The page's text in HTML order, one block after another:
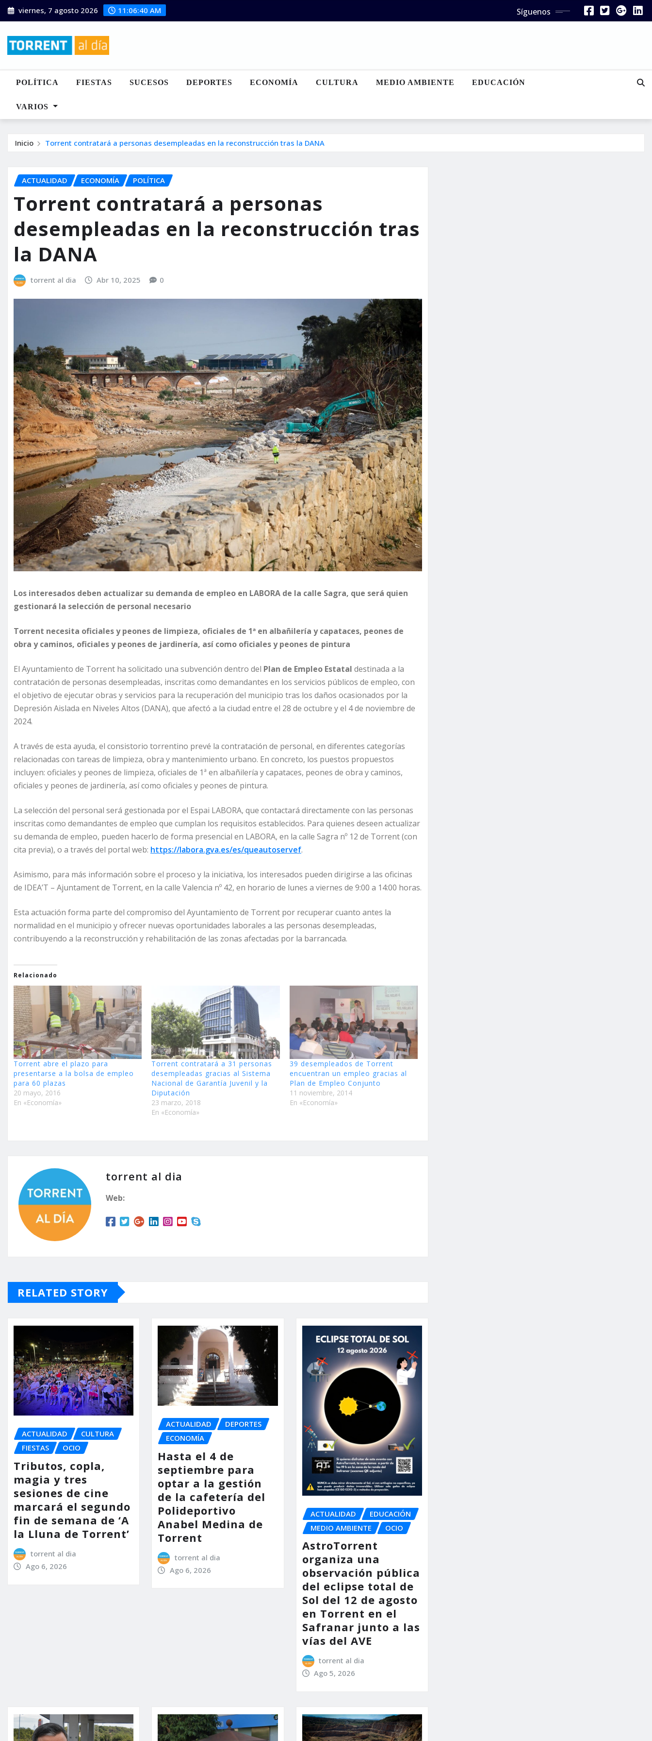
Saltar
al
viernes, 7 agosto 2026 11:06:42 AM Síguenos
POLÍTICA FIESTAS SUCESOS DEPORTES ECONOMÍA CULTURA MEDIO AMBIENTE EDUCACIÓN
VARIOS
Inicio Torrent contratará a personas desempleadas en la reconstrucción tras la DANA
ACTUALIDAD ECONOMÍA POLÍTICA
Torrent contratará a personas
desempleadas en la reconstrucción tras
la DANA
torrent al dia Abr 10, 2025 0
Los interesados deben actualizar su demanda de empleo en LABORA de la calle Sagra, que será quien
gestionará la selección de personal necesario
Torrent necesita oficiales y peones de limpieza, oficiales de 1ª en albañilería y capataces, peones de
obra y caminos, oficiales y peones de jardinería, así como oficiales y peones de pintura
El Ayuntamiento de Torrent ha solicitado una subvención dentro del Plan de Empleo Estatal destinada a la
contratación de personas desempleadas, inscritas como demandantes en los servicios públicos de empleo, con
el objetivo de ejecutar obras y servicios para la recuperación del municipio tras los daños ocasionados por la
Depresión Aislada en Niveles Altos (DANA), que afectó a la ciudad entre el 28 de octubre y el 4 de noviembre de
2024.
A través de esta ayuda, el consistorio torrentino prevé la contratación de personal, en diferentes categorías
relacionadas con tareas de limpieza, obra y mantenimiento urbano. En concreto, los puestos propuestos
incluyen: oficiales y peones de limpieza, oficiales de 1ª en albañilería y capataces, peones de obra y caminos,
oficiales y peones de jardinería, así como oficiales y peones de pintura.
La selección del personal será gestionada por el Espai LABORA, que contactará directamente con las personas
inscritas como demandantes de empleo que cumplan los requisitos establecidos. Para quienes deseen actualizar
su demanda de empleo, pueden hacerlo de forma presencial en LABORA, en la calle Sagra nº 12 de Torrent (con
cita previa), o a través del portal web: https://labora.gva.es/es/queautoservef.
Asimismo, para más información sobre el proceso y la iniciativa, los interesados pueden dirigirse a las oficinas
de IDEA’T – Ajuntament de Torrent, en la calle Valencia nº 42, en horario de lunes a viernes de 9:00 a 14:00 horas.
Esta actuación forma parte del compromiso del Ayuntamiento de Torrent por recuperar cuanto antes la
normalidad en el municipio y ofrecer nuevas oportunidades laborales a las personas desempleadas,
contribuyendo a la reconstrucción y rehabilitación de las zonas afectadas por la barrancada.
Relacionado
Torrent abre el plazo para
presentarse a la bolsa de empleo
para 60 plazas
20 mayo, 2016
En «Economía»
Torrent contratará a 31 personas
desempleadas gracias al Sistema
Nacional de Garantía Juvenil y la
Diputación
23 marzo, 2018
En «Economía»
39 desempleados de Torrent
encuentran un empleo gracias al
Plan de Empleo Conjunto
11 noviembre, 2014
En «Economía»
torrent al dia
Web:
RELATED STORY
ACTUALIDAD
CULTURA
FIESTAS
OCIO
Tributos, copla,
magia y tres
sesiones de cine
marcará el segundo
fin de semana de ‘A
la Lluna de Torrent’
torrent al dia
Ago 6, 2026
ACTUALIDAD
DEPORTES
ECONOMÍA
Hasta el 4 de
septiembre para
optar a la gestión
de la cafetería del
Polideportivo
Anabel Medina de
Torrent
torrent al dia
Ago 6, 2026
ACTUALIDAD
EDUCACIÓN
MEDIO AMBIENTE
OCIO
AstroTorrent
organiza una
observación pública
del eclipse total de
Sol del 12 de agosto
en Torrent en el
Safranar junto a las
vías del AVE
torrent al dia
Ago 5, 2026